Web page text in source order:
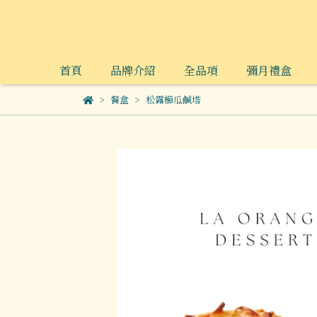
首頁 品牌介紹 全品項 彌月禮盒
餐盒 松露櫛瓜鹹塔